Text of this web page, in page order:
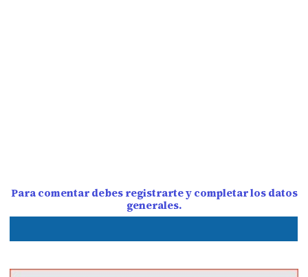
Para comentar debes registrarte y completar los datos
generales.